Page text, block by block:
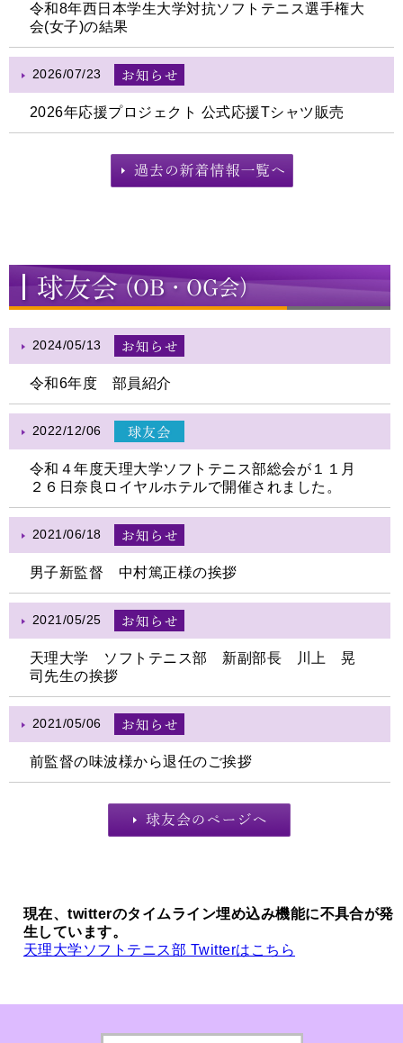
令和8年西日本学生大学対抗ソフトテニス選手権大
会(女子)の結果
2026/07/23
2026年応援プロジェクト 公式応援Tシャツ販売
2024/05/13
令和6年度 部員紹介
2022/12/06
令和４年度天理大学ソフトテニス部総会が１１月
２６日奈良ロイヤルホテルで開催されました。
2021/06/18
男子新監督 中村篤正様の挨拶
2021/05/25
天理大学 ソフトテニス部 新副部長 川上 晃
司先生の挨拶
2021/05/06
前監督の味波様から退任のご挨拶
現在、twitterのタイムライン埋め込み機能に不具合が発
生しています。
天理大学ソフトテニス部 Twitterはこちら